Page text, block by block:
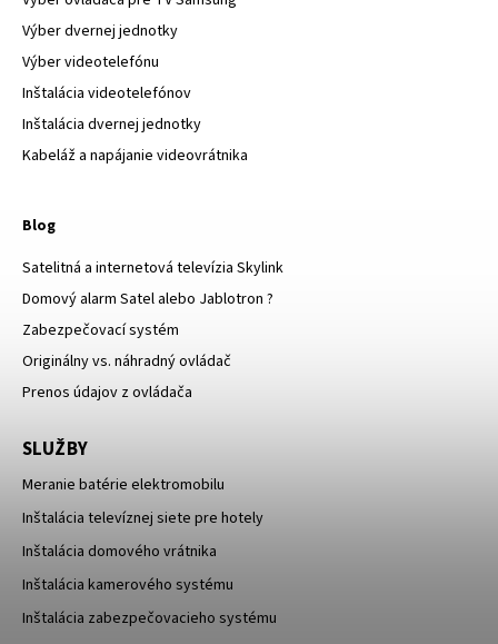
Výber dvernej jednotky
Výber videotelefónu
Inštalácia videotelefónov
Inštalácia dvernej jednotky
Kabeláž a napájanie videovrátnika
Blog
Satelitná a internetová televízia Skylink
Domový alarm Satel alebo Jablotron ?
Zabezpečovací systém
Originálny vs. náhradný ovládač
Prenos údajov z ovládača
SLUŽBY
Meranie batérie elektromobilu
Inštalácia televíznej siete pre hotely
Inštalácia domového vrátnika
Inštalácia kamerového systému
Inštalácia zabezpečovacieho systému